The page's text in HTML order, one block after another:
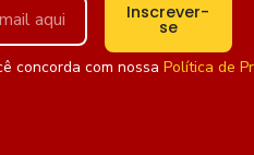
Inscrever-
se
concorda com nossa Política de